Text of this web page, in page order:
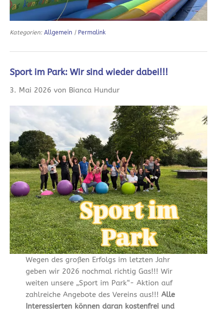
Kategorien: Allgemein | Permalink
Sport im Park: Wir sind wieder dabei!!!
3. Mai 2026 von Bianca Hundur
Wegen des großen Erfolgs im letzten Jahr
geben wir 2026 nochmal richtig Gas!!! Wir
weiten unsere „Sport im Park“- Aktion auf
zahlreiche Angebote des Vereins aus!!! Alle
Interessierten können daran kostenfrei und